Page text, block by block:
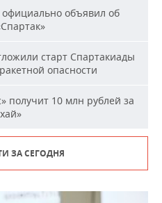
официально объявил об
старт Спартакиады
опасности
получит 10 млн рублей за
ЗА СЕГОДНЯ